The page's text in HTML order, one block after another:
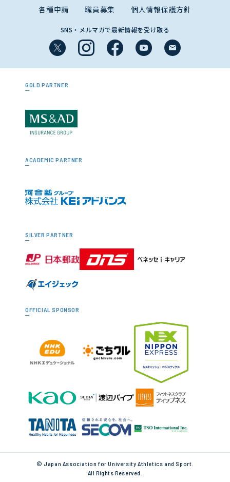
各種申請 職員募集 個人情報保護方針
SNS・メルマガで最新情報を受け取る
GOLD PARTNER
ACADEMIC PARTNER
SILVER PARTNER
OFFICIAL SPONSOR
© Japan Association for University Athletics and Sport.
All Rights Reserved.